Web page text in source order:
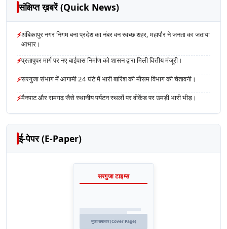
संक्षिप्त ख़बरें (Quick News)
⚡अंबिकापुर नगर निगम बना प्रदेश का नंबर वन स्वच्छ शहर, महापौर ने जनता का जताया
आभार।
⚡प्रतापुपर मार्ग पर नए बाईपास निर्माण को शासन द्वारा मिली वित्तीय मंजूरी।
⚡सरगुजा संभाग में आगामी 24 घंटे में भारी बारिश की मौसम विभाग की चेतावनी।
⚡मैनपाट और रामगढ़ जैसे स्थानीय पर्यटन स्थलों पर वीकेंड पर उमड़ी भारी भीड़।
ई-पेपर (E-Paper)
सरगुजा टाइम्स
मुख्य समाचार (Cover Page)